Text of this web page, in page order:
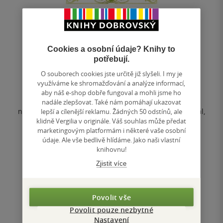
Smaragdové srdce
Lauren DeStefano
z
5
hvězdiček
pevná vazba
Willhelmina, jediná dcera krále vládnoucímu Arrodu,
nejbohatšímu království na světe, vyrůstá v utajení. Král,
jenž touží ovládnout celý...
Nedostupné
Cookies a osobní údaje? Knihy to
potřebují.
O souborech cookies jste určitě již slyšeli. I my je
využíváme ke shromažďování a analýze informací,
aby náš e-shop dobře fungoval a mohli jsme ho
nadále zlepšovat. Také nám pomáhají ukazovat
lepší a cílenější reklamu. Žádných 50 odstínů, ale
klidně Vergilia v originále. Váš souhlas může předat
marketingovým platformám i některé vaše osobní
údaje. Ale vše bedlivě hlídáme. Jako naši vlastní
knihovnu!
Zjistit více
Povolit vše
Povolit pouze nezbytné
Nastavení